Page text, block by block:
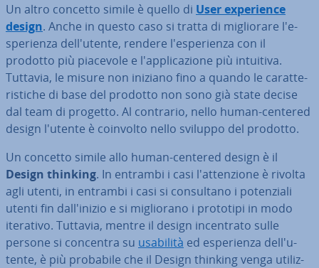
Un altro concetto simile è quello di User ex­pe­rien­ce
design. Anche in questo caso si tratta di mi­glio­ra­re l'e­
spe­rien­za del­l'u­ten­te, rendere l'e­spe­rien­za con il
prodotto più piacevole e l'ap­pli­ca­zio­ne più intuitiva.
Tuttavia, le misure non iniziano fino a quando le ca­rat­te­
ri­sti­che di base del prodotto non sono già state decise
dal team di progetto. Al contrario, nello human-centered
design l'utente è coinvolto nello sviluppo del prodotto.
Un concetto simile allo human-centered design è il
Design thinking. In entrambi i casi l'at­ten­zio­ne è rivolta
agli utenti, in entrambi i casi si con­sul­ta­no i po­ten­zia­li
utenti fin dal­l'i­ni­zio e si mi­glio­ra­no i prototipi in modo
iterativo. Tuttavia, mentre il design in­cen­tra­to sulle
persone si concentra su usabilità ed espe­rien­za del­l'u­
ten­te, è più probabile che il Design thinking venga uti­liz­